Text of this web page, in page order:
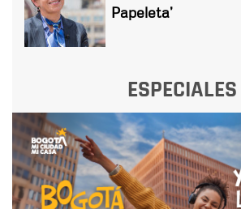
Papeleta’
ESPECIALES